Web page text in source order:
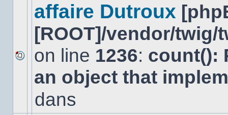
sujet.
Aucun
nouveau
message
affaire Dutroux
[ROOT]/vendor/
on line 1236: count():
an object that
dans